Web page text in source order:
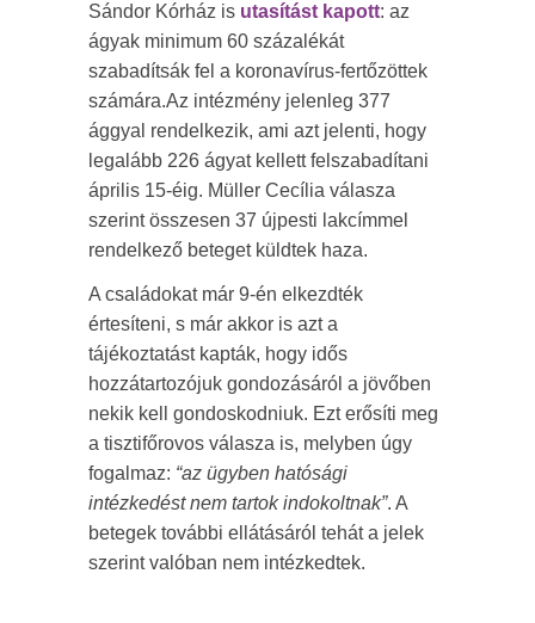
Sándor Kórház is utasítást kapott: az
ágyak minimum 60 százalékát
szabadítsák fel a koronavírus-fertőzöttek
számára.Az intézmény jelenleg 377
ággyal rendelkezik, ami azt jelenti, hogy
legalább 226 ágyat kellett felszabadítani
április 15-éig. Müller Cecília válasza
szerint összesen 37 újpesti lakcímmel
rendelkező beteget küldtek haza.
A családokat már 9-én elkezdték
értesíteni, s már akkor is azt a
tájékoztatást kapták, hogy idős
hozzátartozójuk gondozásáról a jövőben
nekik kell gondoskodniuk. Ezt erősíti meg
a tisztifőrovos válasza is, melyben úgy
fogalmaz: “az ügyben hatósági
intézkedést nem tartok indokoltnak”. A
betegek további ellátásáról tehát a jelek
szerint valóban nem intézkedtek.